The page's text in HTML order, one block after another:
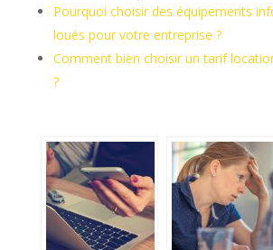
Pourquoi choisir des équipements
loués pour votre entreprise ?
Comment bien choisir un tarif
?